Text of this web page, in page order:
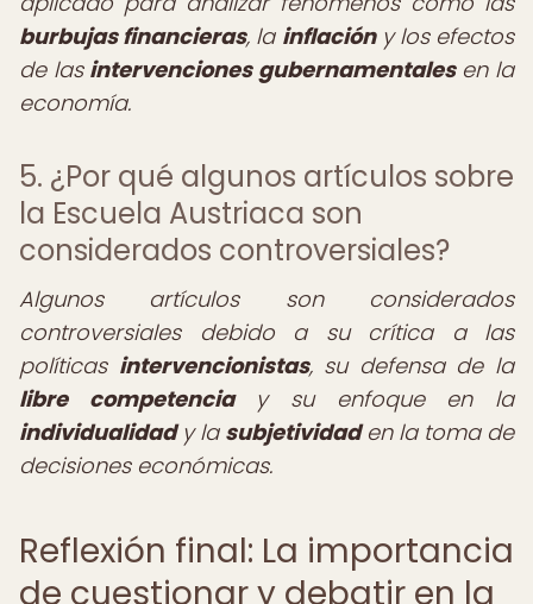
burbujas financieras, la inflacióny los efectos
de las intervenciones gubernamentalesen la
economía.
5. ¿Por qué algunos artículos sobre
la Escuela Austriaca son
considerados controversiales?
Algunos artículos son considerados
controversiales debido a su crítica a las
políticas intervencionistas, su defensa de la
libre competenciay su enfoque en la
individualidady la subjetividaden la toma de
decisiones económicas.
Reflexión final: La importancia
de cuestionar y debatir en la